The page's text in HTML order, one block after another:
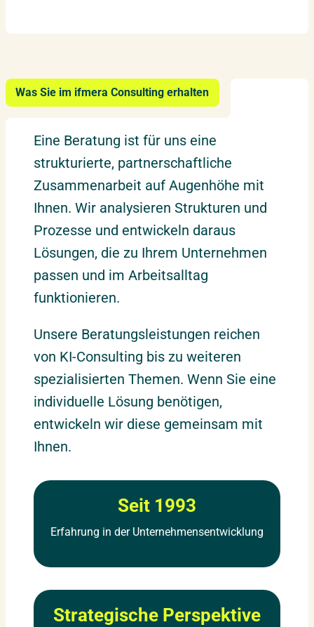
Was Sie im ifmera Consulting erhalten
Eine Beratung ist für uns eine
strukturierte, partnerschaftliche
Zusammenarbeit auf Augenhöhe mit
Ihnen. Wir analysieren Strukturen und
Prozesse und entwickeln daraus
Lösungen, die zu Ihrem Unternehmen
passen und im Arbeitsalltag
funktionieren.
Unsere Beratungsleistungen reichen
von KI-Consulting bis zu weiteren
spezialisierten Themen. Wenn Sie eine
individuelle Lösung benötigen,
entwickeln wir diese gemeinsam mit
Ihnen.
Seit 1993
Erfahrung in der Unternehmensentwicklung
Strategische Perspektive